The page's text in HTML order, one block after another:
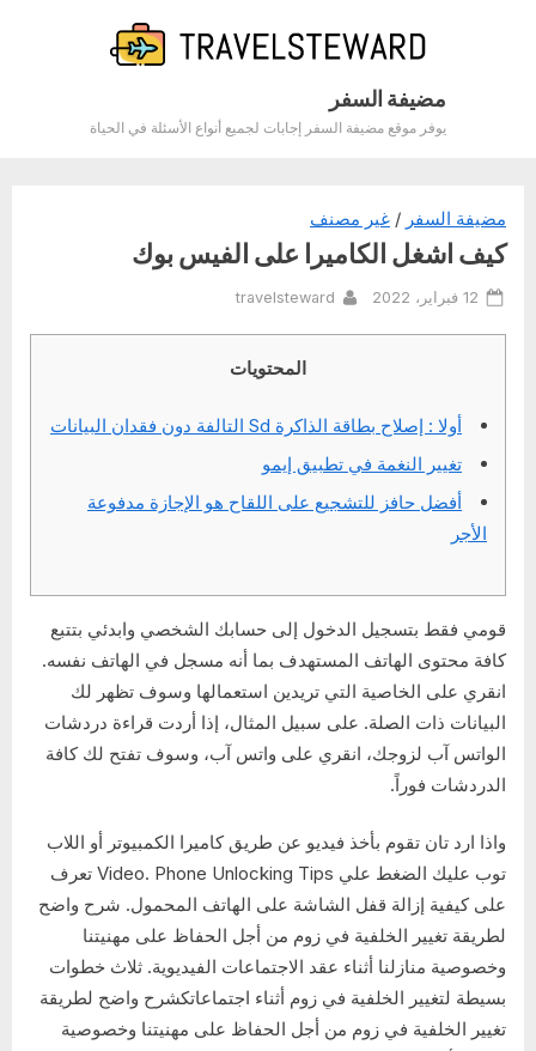
مضيفة السفر
يوفر موقع مضيفة السفر إجابات لجميع أنواع الأسئلة في الحياة
مضيفة السفر / غير مصنف
كيف اشغل الكاميرا على الفيس بوك
Posted
12 فبراير، 2022 By
travelsteward
المحتويات
أولا : إصلاح بطاقة الذاكرة Sd التالفة دون فقدان البيانات
تغيير النغمة في تطبيق إيمو
أفضل حافز للتشجيع على اللقاح هو الإجازة مدفوعة
الأجر
قومي فقط بتسجيل الدخول إلى حسابك الشخصي وابدئي بتتبع
كافة محتوى الهاتف المستهدف بما أنه مسجل في الهاتف نفسه.
انقري على الخاصية التي تريدين استعمالها وسوف تظهر لك
البيانات ذات الصلة. على سبيل المثال، إذا أردت قراءة دردشات
الواتس آب لزوجك، انقري على واتس آب، وسوف تفتح لك كافة
الدردشات فوراً.
واذا ارد تان تقوم بأخذ فيديو عن طريق كاميرا الكمبيوتر أو اللاب
توب عليك الضغط علي Video. Phone Unlocking Tips تعرف
على كيفية إزالة قفل الشاشة على الهاتف المحمول. شرح واضح
لطريقة تغيير الخلفية في زوم من أجل الحفاظ على مهنيتنا
وخصوصية منازلنا أثناء عقد الاجتماعات الفيديوية. ثلاث خطوات
بسيطة لتغيير الخلفية في زوم أثناء اجتماعاتكشرح واضح لطريقة
تغيير الخلفية في زوم من أجل الحفاظ على مهنيتنا وخصوصية